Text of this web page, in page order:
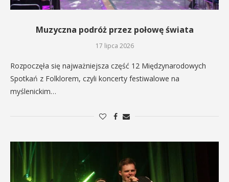
Muzyczna podróż przez połowę świata
17 lipca 2026
Rozpoczęła się najważniejsza część 12 Międzynarodowych
Spotkań z Folklorem, czyli koncerty festiwalowe na
myślenickim…